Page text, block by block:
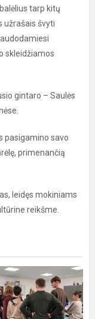
tarp kitų
užrašais švyti
skleidžiamos
gintaro – Saulės
pasigamino savo
primenančią
leidęs mokiniams
reikšme.